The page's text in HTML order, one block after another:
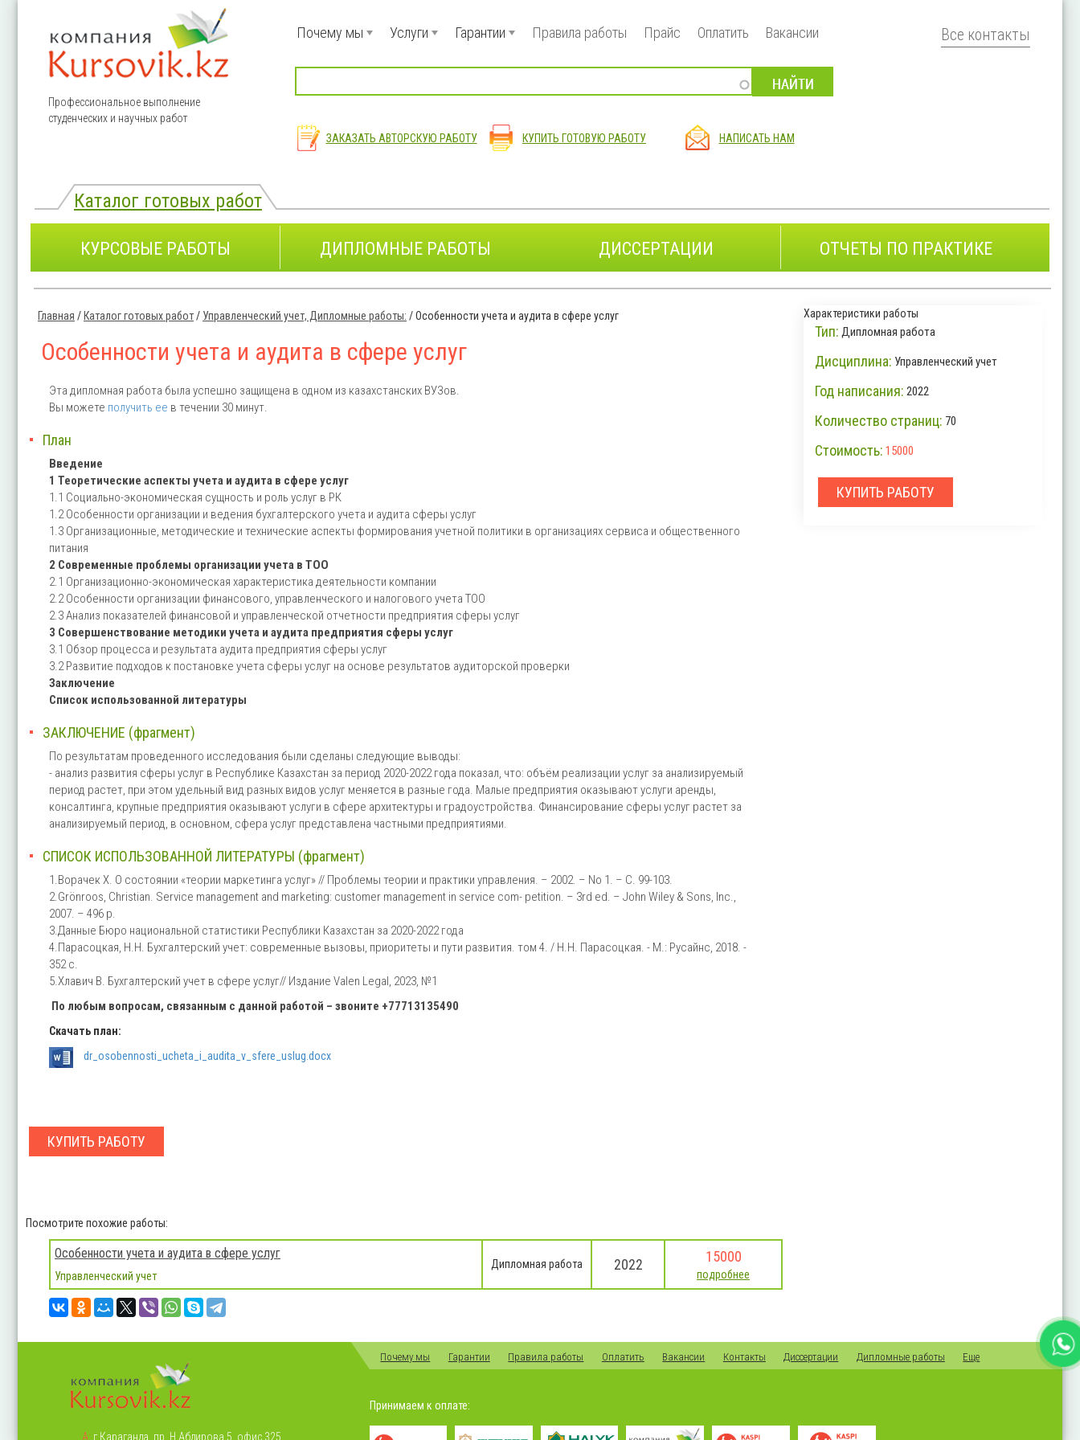
Профессиональное выполнение
студенческих и научных работ
Почему мы Услуги Гарантии Правила работы Прайс Оплатить Вакансии
ЗАКАЗАТЬ АВТОРСКУЮ РАБОТУ КУПИТЬ ГОТОВУЮ РАБОТУ НАПИСАТЬ НАМ
Все контакты
Каталог готовых работ
КУРСОВЫЕ РАБОТЫ ДИПЛОМНЫЕ РАБОТЫ ДИССЕРТАЦИИ ОТЧЕТЫ ПО ПРАКТИКЕ
Главная / Каталог готовых работ/ Управленческий учет, Дипломные работы: /Особенности учета и аудита в сфере услуг
Особенности учета и аудита в сфере услуг
Эта дипломная работа была успешно защищена в одном из казахстанских ВУЗов.
Вы можете получить ее в течении 30 минут.
План
Введение
1 Теоретические аспекты учета и аудита в сфере услуг
1.1 Социально-экономическая сущность и роль услуг в РК
1.2 Особенности организации и ведения бухгалтерского учета и аудита сферы услуг
1.3 Организационные, методические и технические аспекты формирования учетной политики в организациях сервиса и общественного
питания
2 Современные проблемы организации учета в ТОО
2.1 Организационно-экономическая характеристика деятельности компании
2.2 Особенности организации финансового, управленческого и налогового учета ТОО
2.3 Анализ показателей финансовой и управленческой отчетности предприятия сферы услуг
3 Совершенствование методики учета и аудита предприятия сферы услуг
3.1 Обзор процесса и результата аудита предприятия сферы услуг
3.2 Развитие подходов к постановке учета сферы услуг на основе результатов аудиторской проверки
Заключение
Список использованной литературы
ЗАКЛЮЧЕНИЕ (фрагмент)
По результатам проведенного исследования были сделаны следующие выводы:
- анализ развития сферы услуг в Республике Казахстан за период 2020-2022 года показал, что: объём реализации услуг за анализируемый
период растет, при этом удельный вид разных видов услуг меняется в разные года. Малые предприятия оказывают услуги аренды,
консалтинга, крупные предприятия оказывают услуги в сфере архитектуры и градоустройства. Финансирование сферы услуг растет за
анализируемый период, в основном, сфера услуг представлена частными предприятиями.
СПИСОК ИСПОЛЬЗОВАННОЙ ЛИТЕРАТУРЫ (фрагмент)
1.Ворачек Х. О состоянии «теории маркетинга услуг» // Проблемы теории и практики управления. – 2002. – No 1. – С. 99-103.
2.Grönroos, Christian. Service management and marketing: customer management in service com- petition. – 3rd ed. – John Wiley & Sons, Inc.,
2007. – 496 p.
3.Данные Бюро национальной статистики Республики Казахстан за 2020-2022 года
4.Парасоцкая, Н.Н. Бухгалтерский учет: современные вызовы, приоритеты и пути развития. том 4. / Н.Н. Парасоцкая. - М.: Русайнс, 2018. -
352 c.
5.Хлавич В. Бухгалтерский учет в сфере услуг// Издание Valen Legal, 2023, №1
По любым вопросам, связанным с данной работой – звоните +77713135490
Скачать план:
dr_osobennosti_ucheta_i_audita_v_sfere_uslug.docx
КУПИТЬ РАБОТУ
Посмотрите похожие работы:
Особенности учета и аудита в сфере услуг
Управленческий учет
Дипломная работа 2022 15000
подробнее
Характеристики работы
Тип: Дипломная работа
Дисциплина: Управленческий учет
Год написания: 2022
Количество страниц: 70
Стоимость: 15000
КУПИТЬ РАБОТУ
А: г.Караганда, пр. Н.Абдирова 5, офис 325
Почему мы Гарантии Правила работы Оплатить Вакансии Контакты Диссертации Дипломные работы Еще
Принимаем к оплате: